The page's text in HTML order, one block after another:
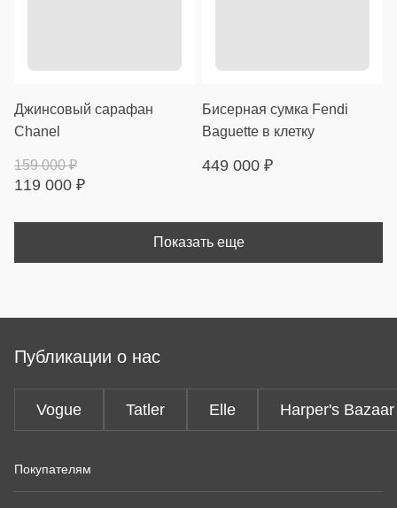
Джинсовый сарафан
Chanel
119 000 ₽
159 000₽
Бисерная сумка Fendi
Baguette в клетку
449 000 ₽
Показать еще
Публикации о нас
Vogue Tatler Elle Harper's Bazaar
Покупателям